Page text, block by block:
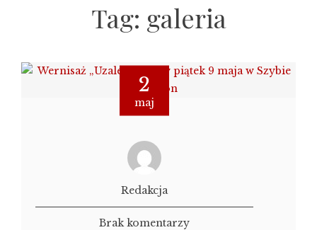
Tag: galeria
2
maj
Redakcja
Brak komentarzy